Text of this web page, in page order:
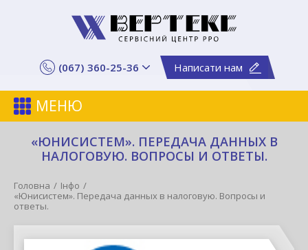
(067) 360-25-36 Написати нам
МЕНЮ
«ЮНИСИСТЕМ». ПЕРЕДАЧА ДАННЫХ В
НАЛОГОВУЮ. ВОПРОСЫ И ОТВЕТЫ.
Головна
Інфо
«Юнисистем». Передача данных в налоговую. Вопросы и
ответы.